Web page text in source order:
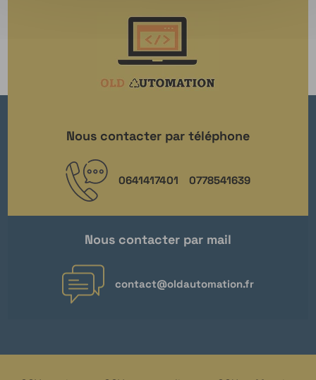
Nous contacter par téléphone
0641417401 0778541639
Nous contacter par mail
contact@oldautomation.fr